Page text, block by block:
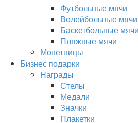
Футбольные мячи
Волейбольные мячи
Баскетбольные мячи
Пляжные мячи
Монетницы
Бизнес подарки
Награды
Стелы
Медали
Значки
Плакетки